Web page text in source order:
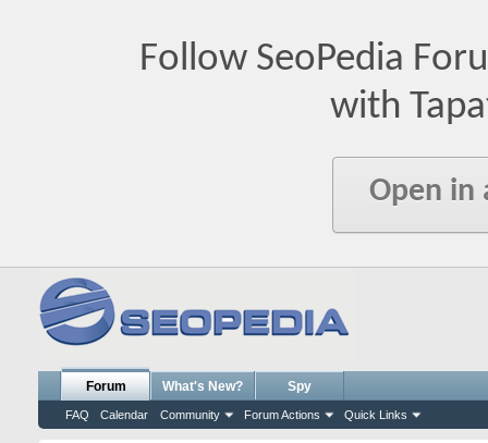
Follow SeoPedia
with
Open in
Forum
FAQ Calendar Community Forum Actions Quick Links
What's New? Spy